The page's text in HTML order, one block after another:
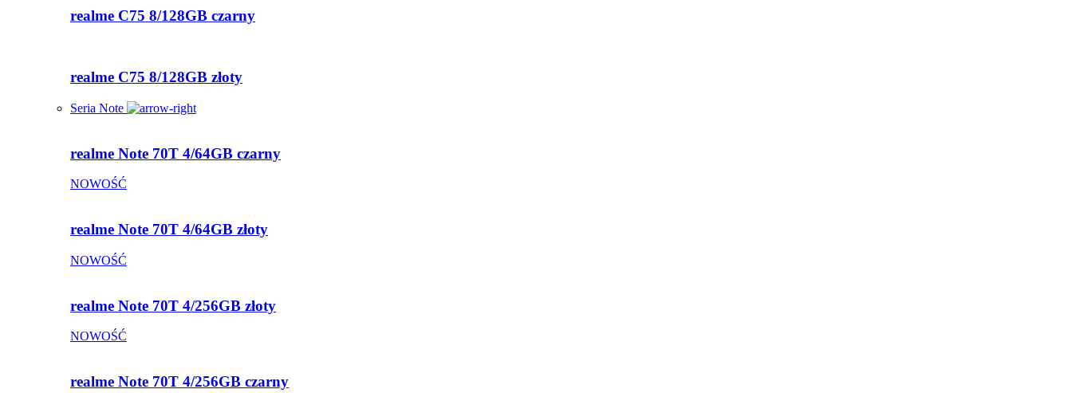
realme C75 8/128GB czarny
realme C75 8/128GB złoty
Seria Note
realme Note 70T 4/64GB czarny
NOWOŚĆ
realme Note 70T 4/64GB złoty
NOWOŚĆ
realme Note 70T 4/256GB złoty
NOWOŚĆ
realme Note 70T 4/256GB czarny